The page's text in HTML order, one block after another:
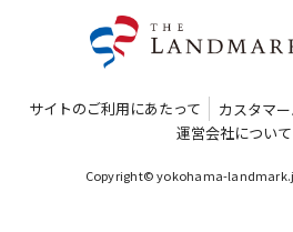
サイトのご利用にあたって
カスタマ
運営会社について
Copyright© yokohama-